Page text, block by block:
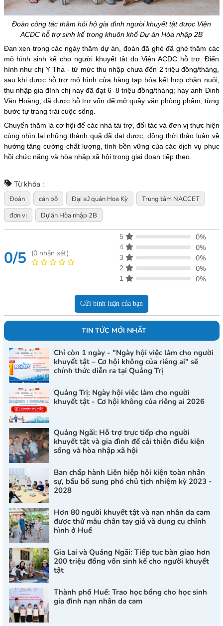
Đoàn công tác thăm hỏi hộ gia đình người khuyết tật được Viện
ACDC hỗ trợ sinh kế trong khuôn khổ Dự án Hòa nhập 2B
Đan xen trong các ngày thăm dự án, đoàn đã ghé đã ghé thăm các
mô hình sinh kế cho người khuyết tật do Viện ACDC hỗ trợ. Điển
hình như chị Y Tha - từ mức thu nhập chưa đến 2 triệu đồng/tháng,
sau khi được hỗ trợ mô hình cửa hàng tạp hóa kết hợp chăn nuôi,
thu nhập gia đình chị nay đã đạt 6–8 triệu đồng/tháng; hay anh Đinh
Văn Hoàng, đã được hỗ trợ vốn để mở quầy văn phòng phẩm, từng
bước tự trang trải cuộc sống.
Chuyến thăm là cơ hội để các nhà tài trợ, đối tác và đơn vị thực hiện
cùng nhìn lại những thành quả đã đạt được, đồng thời thảo luận về
hướng tăng cường chất lượng, tính bền vững của các dịch vụ phục
hồi chức năng và hòa nhập xã hội trong giai đoạn tiếp theo.
Từ khóa :
Đoàn cán bộ Đại sứ quán Hoa Kỳ
Trung tâm NACCET
đơn vị
Dự án Hòa nhập 2B
0/5 (0nhận xét)
5 0%
4 0%
3 0%
2 0%
1 0%
Gửi bình luận của bạn
TIN TỨC MỚI NHẤT
Chỉ còn 1 ngày - "Ngày hội việc làm cho người
khuyết tật – Cơ hội không của riêng ai" sẽ
chính thức diễn ra tại Quảng Trị
Quảng Trị: Ngày hội việc làm cho người
khuyết tật - Cơ hội không của riêng ai 2026
Quảng Ngãi: Hỗ trợ trực tiếp cho người
khuyết tật và gia đình để cải thiện điều kiện
sống và hòa nhập xã hội
Ban chấp hành Liên hiệp hội kiện toàn nhân
sự, bầu bổ sung phó chủ tịch nhiệm kỳ 2023 -
2028
Hơn 80 người khuyết tật và nạn nhân da cam
được thử mẫu chân tay giả và dụng cụ chỉnh
hình ở Huế
Gia Lai và Quảng Ngãi: Tiếp tục bàn giao hơn
200 triệu đồng vốn sinh kế cho người khuyết
tật
Thành phố Huế: Trao học bổng cho học sinh
gia đình nạn nhân da cam